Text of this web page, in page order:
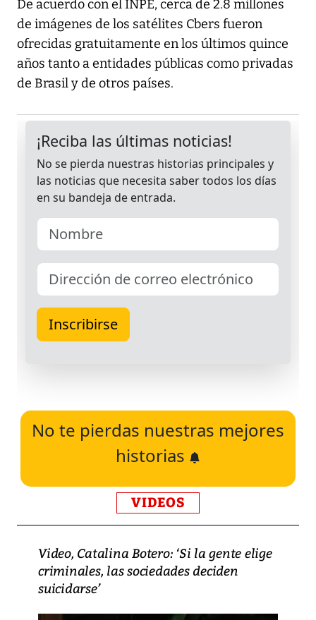
De acuerdo con el INPE, cerca de 2.8 millones
de imágenes de los satélites Cbers fueron
ofrecidas gratuitamente en los últimos quince
años tanto a entidades públicas como privadas
de Brasil y de otros países.
No te pierdas nuestras mejores
historias
VIDEOS
Video, Catalina Botero: ‘Si la gente elige
criminales, las sociedades deciden
suicidarse’